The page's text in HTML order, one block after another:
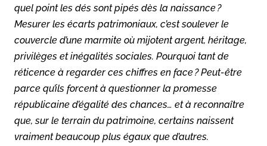
quel point les dés sont pipés dès la naissance ?
Mesurer les écarts patrimoniaux, c’est soulever le
couvercle d’une marmite où mijotent argent, héritage,
privilèges et inégalités sociales. Pourquoi tant de
réticence à regarder ces chiffres en face ? Peut-être
parce qu’ils forcent à questionner la promesse
républicaine d’égalité des chances… et à reconnaître
que, sur le terrain du patrimoine, certains naissent
vraiment beaucoup plus égaux que d’autres.